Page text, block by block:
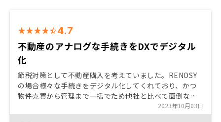
4.7
不動産のアナログな手続きをDXでデジタル
化
節税対策として不動産購入を考えていました。RENOSY
の場合様々な手続きをデジタル化してくれており、かつ
物件売買から管理まで一括でため他社と比べて面倒な書
類の手続きは最低限で済むことが最終的に購入に踏み切
った理由です。
2023年10月03日